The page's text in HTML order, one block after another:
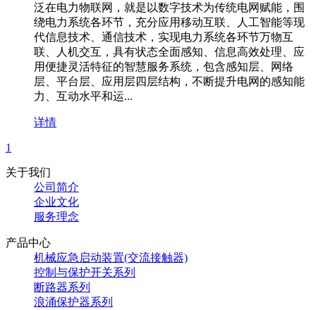
泛在电力物联网，就是以数字技术为传统电网赋能，围
绕电力系统各环节，充分应用移动互联、人工智能等现
代信息技术、通信技术，实现电力系统各环节万物互
联、人机交互，具有状态全面感知、信息高效处理、应
用便捷灵活特征的智慧服务系统，包含感知层、网络
层、平台层、应用层四层结构，不断提升电网的感知能
力、互动水平和运...
详情
1
关于我们
公司简介
企业文化
服务理念
产品中心
机械应急启动装置(交流接触器)
控制与保护开关系列
断路器系列
浪涌保护器系列